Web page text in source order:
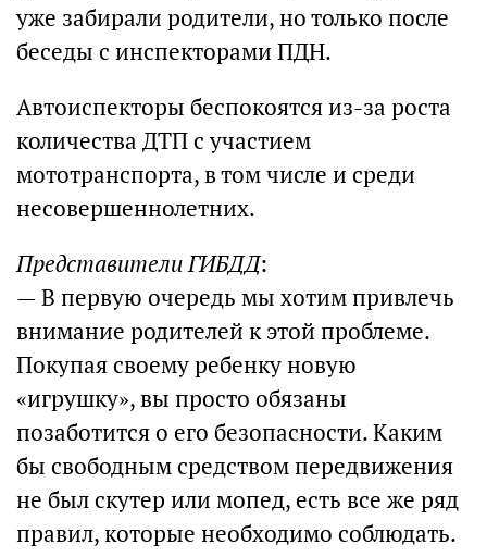
уже забирали родители, но только после
беседы с инспекторами ПДН.
Автоиспекторы беспокоятся из-за роста
количества ДТП с участием
мототранспорта, в том числе и среди
несовершеннолетних.
Представители ГИБДД:
— В первую очередь мы хотим привлечь
внимание родителей к этой проблеме.
Покупая своему ребенку новую
«игрушку», вы просто обязаны
позаботится о его безопасности. Каким
бы свободным средством передвижения
не был скутер или мопед, есть все же ряд
правил, которые необходимо соблюдать.